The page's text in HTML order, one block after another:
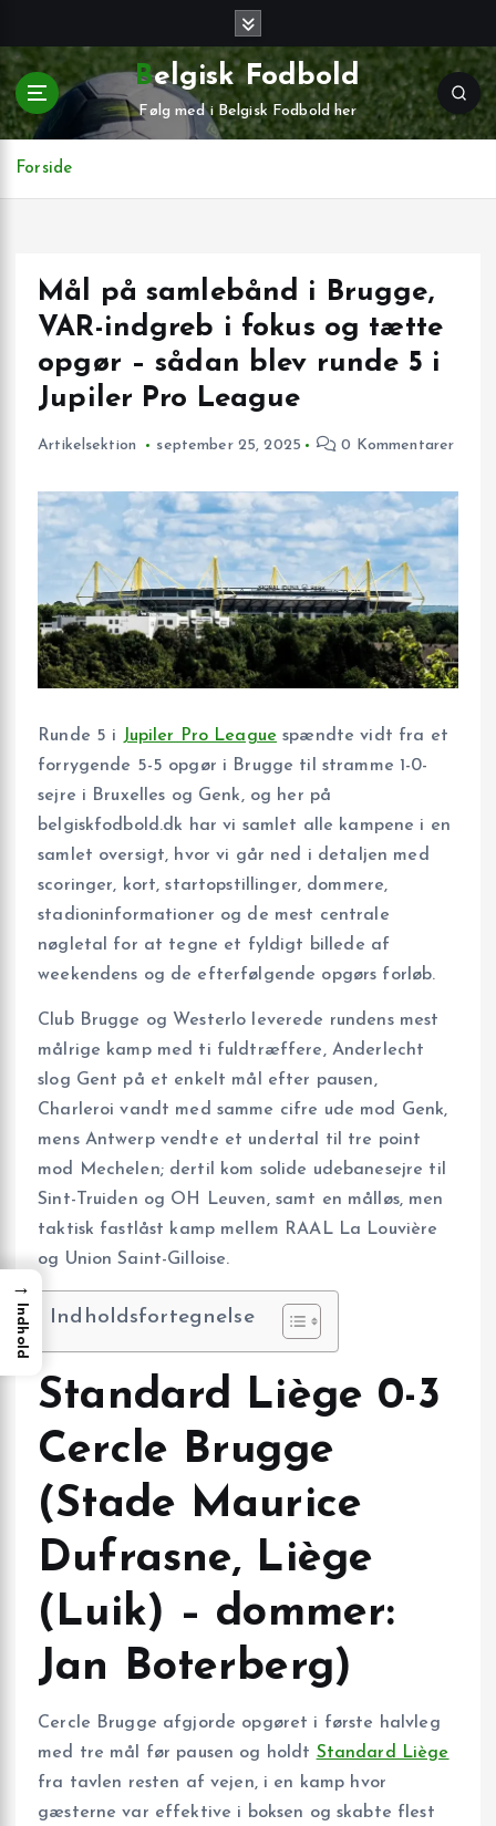
t
i
i
Belgisk Fodbold
Følg med i Belgisk Fodbold her
Forside
Mål på samlebånd i Brugge,
VAR-indgreb i fokus og tætte
opgør – sådan blev runde 5 i
Jupiler Pro League
Artikelsektion september 25, 2025 0 Kommentarer
Runde 5 i Jupiler Pro League spændte vidt fra et
forrygende 5-5 opgør i Brugge til stramme 1-0-
sejre i Bruxelles og Genk, og her på
belgiskfodbold.dk har vi samlet alle kampene i en
samlet oversigt, hvor vi går ned i detaljen med
scoringer, kort, startopstillinger, dommere,
stadioninformationer og de mest centrale
nøgletal for at tegne et fyldigt billede af
weekendens og de efterfølgende opgørs forløb.
Club Brugge og Westerlo leverede rundens mest
målrige kamp med ti fuldtræffere, Anderlecht
slog Gent på et enkelt mål efter pausen,
Charleroi vandt med samme cifre ude mod Genk,
mens Antwerp vendte et undertal til tre point
mod Mechelen; dertil kom solide udebanesejre til
Sint-Truiden og OH Leuven, samt en målløs, men
taktisk fastlåst kamp mellem RAAL La Louvière
og Union Saint-Gilloise.
Indholdsfortegnelse
Standard Liège 0-3
Cercle Brugge
(Stade Maurice
Dufrasne, Liège
(Luik) – dommer:
Jan Boterberg)
Cercle Brugge afgjorde opgøret i første halvleg
med tre mål før pausen og holdt Standard Liège
fra tavlen resten af vejen, i en kamp hvor
gæsterne var effektive i boksen og skabte flest
→
Indhold